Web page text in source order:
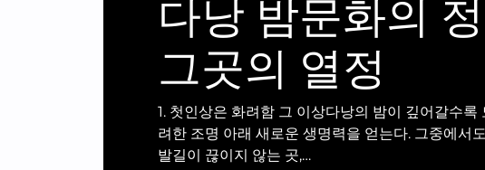
다낭 밤문화의
그곳의 열정
1. 첫인상은 화려함 그 이상다낭의 밤이 깊어갈수록
려한 조명 아래 새로운 생명력을 얻는다. 그중에서
발길이 끊이지 않는 곳,…